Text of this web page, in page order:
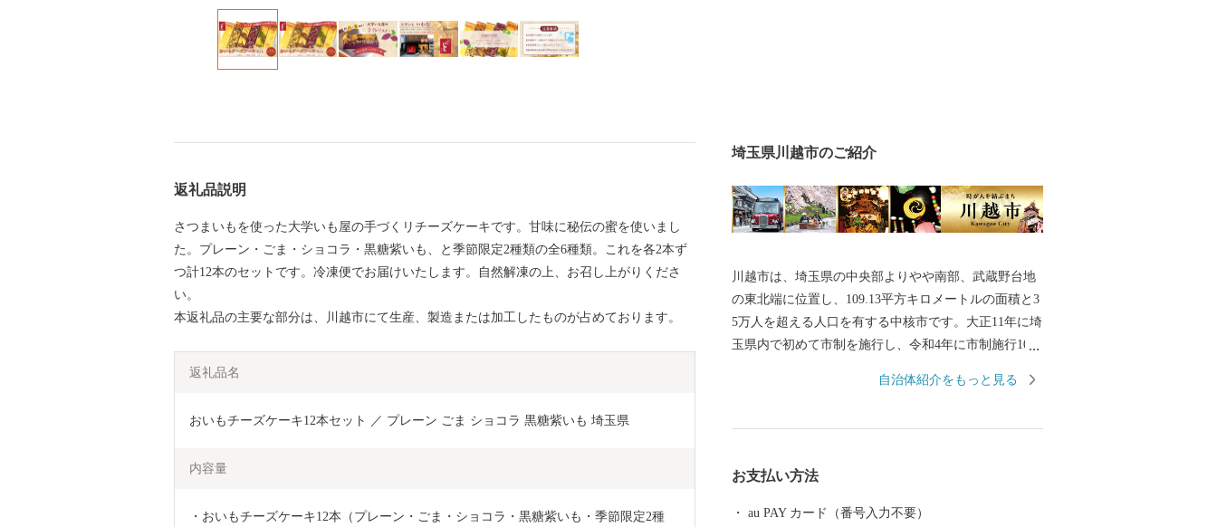
返礼品説明
さつまいもを使った大学いも屋の手づくリチーズケーキです。甘味に秘伝の蜜を使いまし
た。プレーン・ごま・ショコラ・黒糖紫いも、と季節限定2種類の全6種類。これを各2本ず
つ計12本のセットです。冷凍便でお届けいたします。自然解凍の上、お召し上がりくださ
い。
本返礼品の主要な部分は、川越市にて生産、製造または加工したものが占めております。
返礼品名
おいもチーズケーキ12本セット ／ プレーン ごま ショコラ 黒糖紫いも 埼玉県
内容量
・おいもチーズケーキ12本（プレーン・ごま・ショコラ・黒糖紫いも・季節限定2種
埼玉県川越市のご紹介
川越市は、埼玉県の中央部よりやや南部、武蔵野台地
の東北端に位置し、109.13平方キロメートルの面積と3
5万人を超える人口を有する中核市です。大正11年に埼
玉県内で初めて市制を施行し、令和4年に市制施行100
の政治の中心として発展してきた川越は、平安時代に
うぎがやつうえすぎし）が関東での政治・経済・文化
自治体紹介をもっと見る
お支払い方法
au PAY カード（番号入力不要）